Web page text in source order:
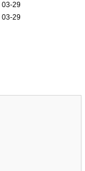
03-29
03-29